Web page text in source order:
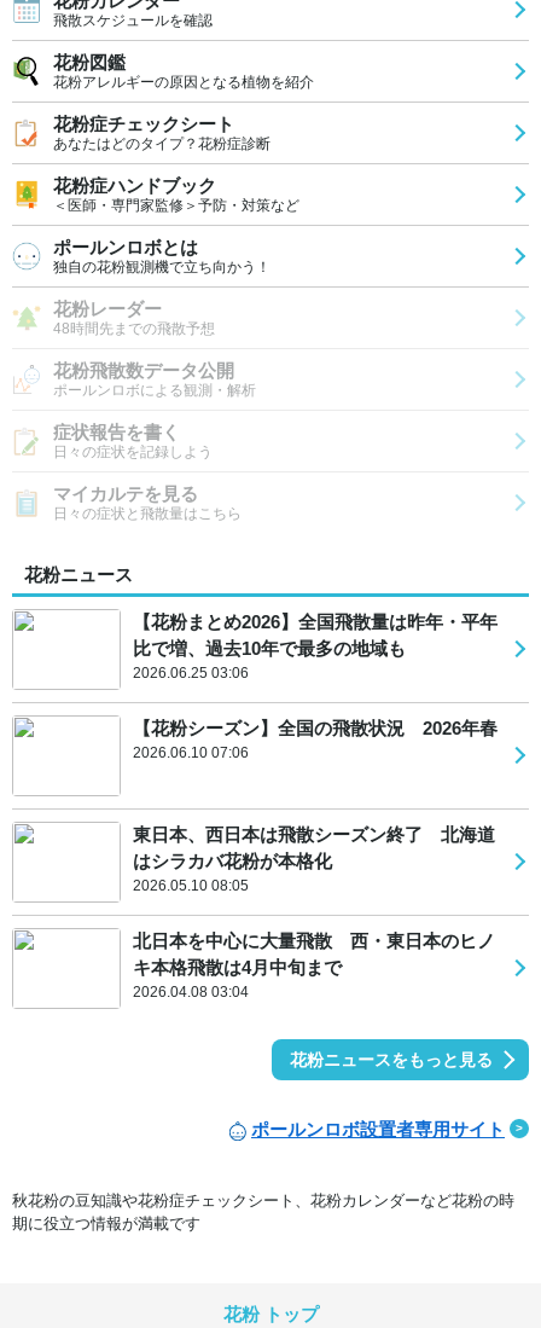
飛散スケジュールを確認
花粉図鑑
花粉アレルギーの原因となる植物を紹介
花粉症チェックシート
あなたはどのタイプ？花粉症診断
花粉症ハンドブック
＜医師・専門家監修＞予防・対策など
ポールンロボとは
独自の花粉観測機で立ち向かう！
花粉レーダー
48時間先までの飛散予想
花粉飛散数データ公開
ポールンロボによる観測・解析
症状報告を書く
日々の症状を記録しよう
マイカルテを見る
日々の症状と飛散量はこちら
花粉ニュース
【花粉まとめ2026】全国飛散量は昨年・平年
比で増、過去10年で最多の地域も
2026.06.25 03:06
【花粉シーズン】全国の飛散状況 2026年春
2026.06.10 07:06
東日本、西日本は飛散シーズン終了 北海道
はシラカバ花粉が本格化
2026.05.10 08:05
北日本を中心に大量飛散 西・東日本のヒノ
キ本格飛散は4月中旬まで
2026.04.08 03:04
花粉ニュースをもっと見る
ポールンロボ設置者専用サイト
秋花粉の豆知識や花粉症チェックシート、花粉カレンダーなど花粉の時
期に役立つ情報が満載です
花粉 トップ